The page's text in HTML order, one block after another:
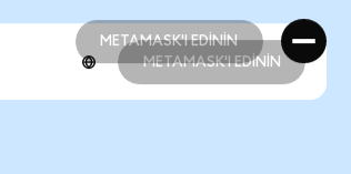
METAMASK'I EDİNİN
METAMASK'I EDİNİN
METAMASK'I EDİNİN